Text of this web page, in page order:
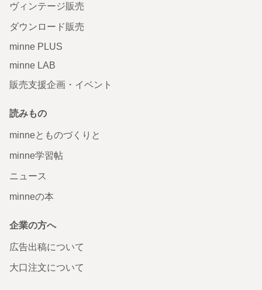
ヴィンテージ販売
ダウンロード販売
minne PLUS
minne LAB
販売支援企画・イベント
読みもの
minneとものづくりと
minne学習帖
ニュース
minneの本
企業の方へ
広告出稿について
大口注文について